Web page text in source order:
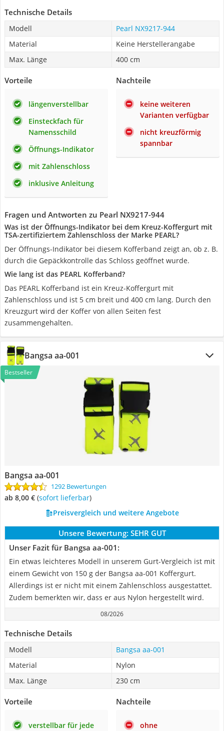
Technische Details
Modell
Pearl NX9217-944
Material
Keine Herstellerangabe
Max. Länge
400 cm
Vorteile
längenverstellbar
Einsteckfach für
Namensschild
Öffnungs-Indikator
mit Zahlenschloss
inklusive Anleitung
Nachteile
keine weiteren
Varianten verfügbar
nicht kreuzförmig
spannbar
Fragen und Antworten zu Pearl NX9217-944
Was ist der Öffnungs-Indikator bei dem Kreuz-Koffergurt mit
TSA-zertifiziertem Zahlenschloss der Marke PEARL?
Der Öffnungs-Indikator bei diesem Kofferband zeigt an, ob z. B.
durch die Gepäckkontrolle das Schloss geöffnet wurde.
Wie lang ist das PEARL Kofferband?
Das PEARL Kofferband ist ein Kreuz-Koffergurt mit
Zahlenschloss und ist 5 cm breit und 400 cm lang. Durch den
Kreuzgurt wird der Koffer von allen Seiten fest
zusammengehalten.
Bangsa aa-001
Bestseller
Bangsa aa-001
1292 Bewertungen
ab 8,00 € ( Sofort lieferbar)
Preisvergleich und weitere Angebote
Unsere Bewertung: SEHR GUT
Unser Fazit für Bangsa aa-001:
Ein etwas leichteres Modell in unserem Gurt-Vergleich ist mit
einem Gewicht von 150 g der Bangsa aa-001 Koffergurt.
Allerdings ist er nicht mit einem Zahlenschloss ausgestattet.
Zudem bemerkten wir, dass er aus Nylon hergestellt wird.
08/2026
Technische Details
Modell
Bangsa aa-001
Material
Nylon
Max. Länge
230 cm
Vorteile
verstellbar für jede
Nachteile
ohne